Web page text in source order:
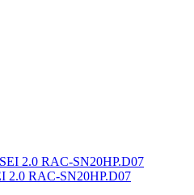
2.0 RAC-SN20HP.D07